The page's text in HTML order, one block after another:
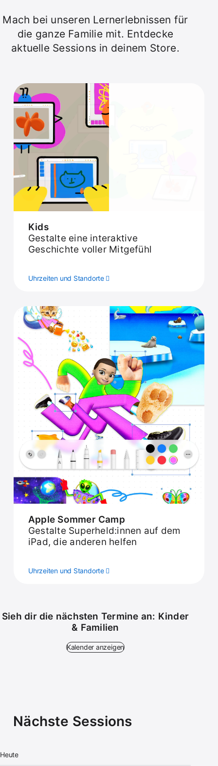
Mach bei unseren Lernerlebnissen für
die ganze Familie mit. Entdecke
aktuelle Sessions in deinem Store.
Kids
Gestalte eine interaktive
Geschichte voller Mitgefühl
Uhrzeiten und Standorte
Apple Sommer Camp
Gestalte Superheld:innen auf dem
iPad, die anderen helfen
Uhrzeiten und Standorte
Sieh dir die nächsten Termine an: Kinder
& Familien
Kalender anzeigen
Nächste Sessions
Heute